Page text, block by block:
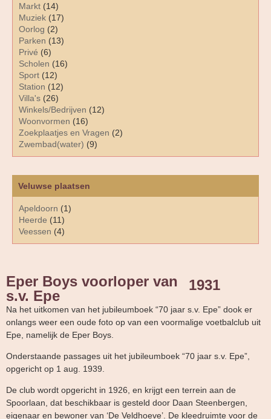
Markt (14)
Muziek (17)
Oorlog (2)
Parken (13)
Privé (6)
Scholen (16)
Sport (12)
Station (12)
Villa's (26)
Winkels/Bedrijven (12)
Woonvormen (16)
Zoekplaatjes en Vragen (2)
Zwembad(water) (9)
Veluwse plaatsen
Apeldoorn (1)
Heerde (11)
Veessen (4)
Eper Boys voorloper van
s.v. Epe
1931
Na het uitkomen van het jubileumboek “70 jaar s.v. Epe” dook er
onlangs weer een oude foto op van een voormalige voetbalclub uit
Epe, namelijk de Eper Boys.
Onderstaande passages uit het jubileumboek “70 jaar s.v. Epe”,
opgericht op 1 aug. 1939.
De club wordt opgericht in 1926, en krijgt een terrein aan de
Spoorlaan, dat beschikbaar is gesteld door Daan Steenbergen,
eigenaar en bewoner van ‘De Veldhoeve’. De kleedruimte voor de